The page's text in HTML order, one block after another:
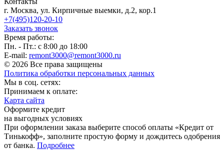
г. Москва, ул. Кирпичные выемки, д.2, кор.1
+7(495)120-20-10
Заказать звонок
Время работы:
Пн. - Пт.: с 8:00 до 18:00
E-mail: remont3000@remont3000.ru
© 2026 Все права защищены
Политика обработки персональных данных
Мы в соц. сетях:
Принимаем к оплате:
Карта сайта
Оформите кредит
на выгодных условиях
При оформлении заказа выберите способ оплаты «Кредит от
Тинькофф», заполните простую форму и дождитесь одобрения
от банка. Подробнее